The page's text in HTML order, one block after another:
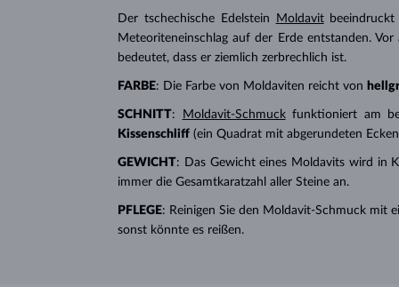
Der tschechische Edelstein Moldavitbeeindruckt
Meteoriteneinschlag auf der Erde entstanden.
bedeutet, dass er ziemlich zerbrechlich ist.
FARBE: Die Farbe von Moldaviten reicht von
SCHNITT: Moldavit-Schmuckfunktioniert am
Kissenschliff (ein Quadrat mit abgerundeten
GEWICHT: Das Gewicht eines Moldavits wird in
immer die Gesamtkaratzahl aller Steine ​​an.
PFLEGE: Reinigen Sie den Moldavit-Schmuck mit
sonst könnte es reißen.